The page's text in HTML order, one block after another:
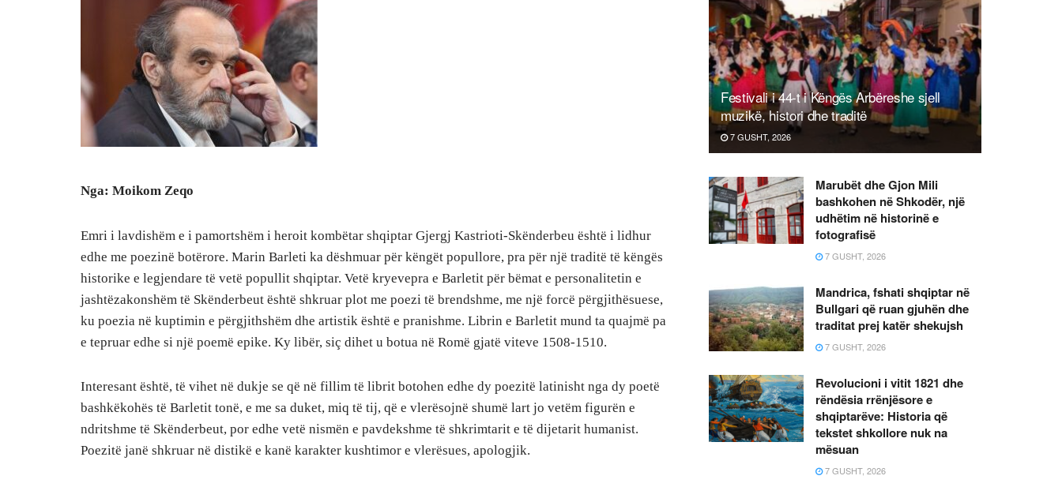
Nga: Moikom Zeqo
Emri i lavdishëm e i pamortshëm i heroit kombëtar shqiptar Gjergj Kastrioti-Skënderbeu është i lidhur
edhe me poezinë botërore. Marin Barleti ka dëshmuar për këngët popullore, pra për një traditë të këngës
historike e legjendare të vetë popullit shqiptar. Vetë kryevepra e Barletit për bëmat e personalitetin e
jashtëzakonshëm të Skënderbeut është shkruar plot me poezi të brendshme, me një forcë përgjithësuese,
ku poezia në kuptimin e përgjithshëm dhe artistik është e pranishme. Librin e Barletit mund ta quajmë pa
e tepruar edhe si një poemë epike. Ky libër, siç dihet u botua në Romë gjatë viteve 1508-1510.
Interesant është, të vihet në dukje se që në fillim të librit botohen edhe dy poezitë latinisht nga dy poetë
bashkëkohës të Barletit tonë, e me sa duket, miq të tij, që e vlerësojnë shumë lart jo vetëm figurën e
ndritshme të Skënderbeut, por edhe vetë nismën e pavdekshme të shkrimtarit e të dijetarit humanist.
Poezitë janë shkruar në distikë e kanë karakter kushtimor e vlerësues, apologjik.
Festivali i 44-t i Këngës Arbëreshe sjell
muzikë, histori dhe traditë
7 GUSHT, 2026
Marubët dhe Gjon Mili
bashkohen në Shkodër, një
udhëtim në historinë e
fotografisë
7 GUSHT, 2026
Mandrica, fshati shqiptar në
Bullgari që ruan gjuhën dhe
traditat prej katër shekujsh
7 GUSHT, 2026
Revolucioni i vitit 1821 dhe
rëndësia rrënjësore e
shqiptarëve: Historia që
tekstet shkollore nuk na
mësuan
7 GUSHT, 2026